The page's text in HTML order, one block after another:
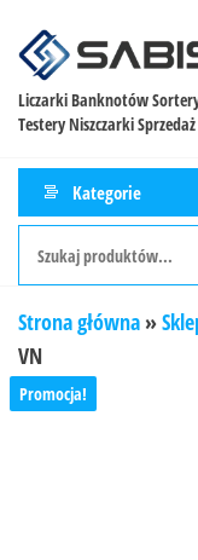
Liczarki Banknotów
Testery Niszczarki
Kategorie
Strona główna »
VN
Promocja!